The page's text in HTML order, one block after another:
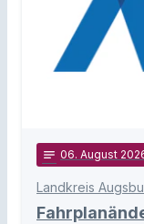
notes 06. August
Landkreis